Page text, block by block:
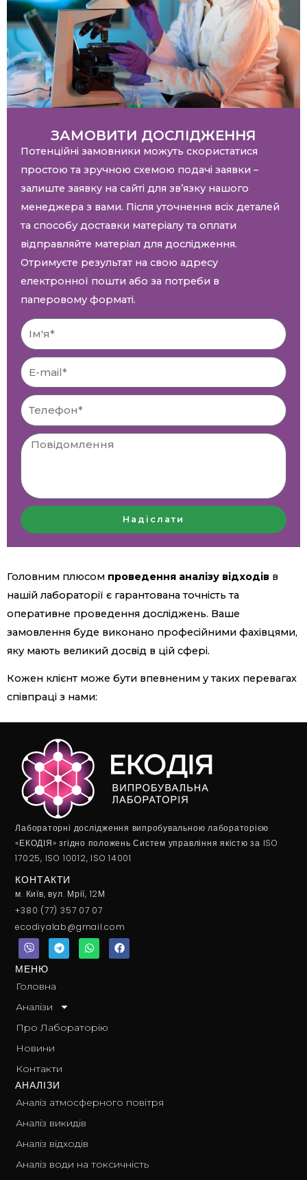
ЗАМОВИТИ ДОСЛІДЖЕННЯ
Потенційні замовники можуть скористатися
простою та зручною схемою подачі заявки –
залиште заявку на сайті для зв’язку нашого
менеджера з вами. Після уточнення всіх деталей
та способу доставки матеріалу та оплати
відправляйте матеріал для дослідження.
Отримуєте результат на свою адресу
електронної пошти або за потреби в
паперовому форматі.
І
м
'
я
E
-
m
a
Т
е
л
ф
о
н
Надіслати
Головним плюсом проведення аналізу відходів в
нашій лабораторії є гарантована точність та
оперативне проведення досліджень. Ваше
замовлення буде виконано професійними фахівцями,
яку мають великий досвід в цій сфері.
Кожен клієнт може бути впевненим у таких перевагах
співпраці з нами:
Лабораторні дослідження випробувальною лабораторією
«ЕКОДІЯ» згідно положень Систем управління якістю за ISO
17025, ISO 10012, ISO 14001
КОНТАКТИ
м. Київ, вул. Мрії, 12М
+380 (77) 357 07 07
ecodiyalab@gmail.com
V
i
b
e
T
e
l
m
W
h
a
F
a
c
МЕНЮ
Головна
Аналізи
Про Лабораторію
Новини
Контакти
АНАЛІЗИ
Аналіз атмосферного повітря
Аналіз викидів
Аналіз відходів
Аналіз води на токсичність